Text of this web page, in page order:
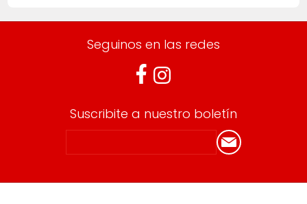
Seguinos en las redes
Suscribite a nuestro boletín